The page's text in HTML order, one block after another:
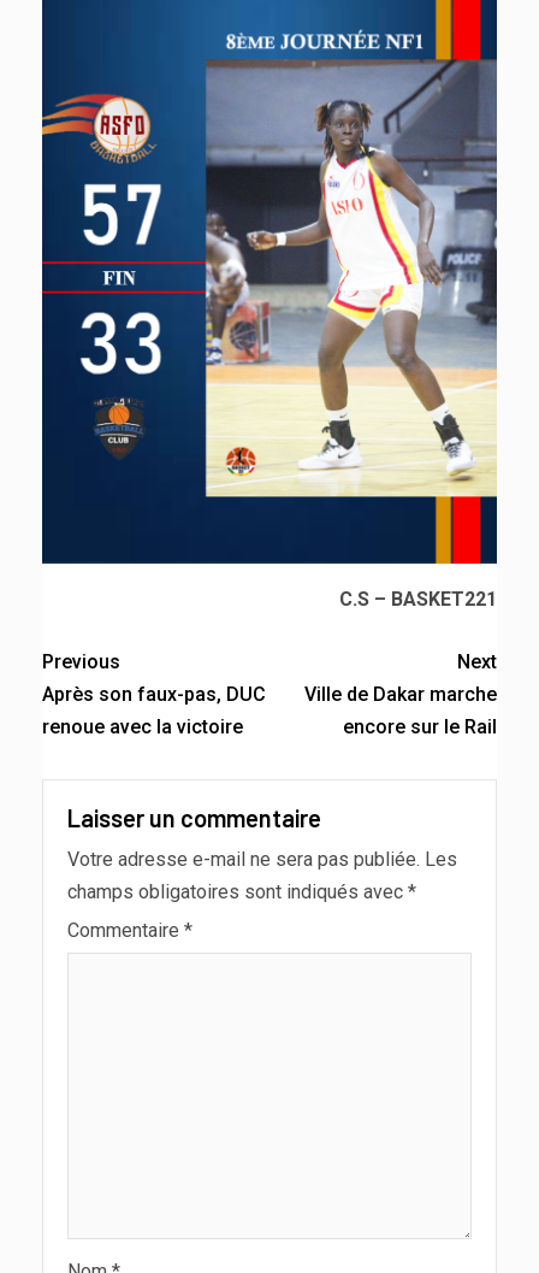
C.S – BASKET221
Previous
Après son faux-pas, DUC
renoue avec la victoire
Next
Ville de Dakar marche
encore sur le Rail
Laisser un commentaire
Votre adresse e-mail ne sera pas publiée. Les
champs obligatoires sont indiqués avec *
Commentaire *